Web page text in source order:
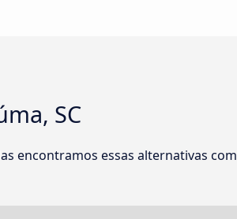
SC
encontramos essas alternativas com